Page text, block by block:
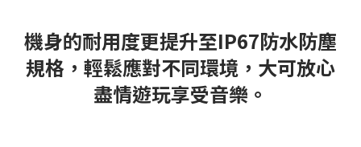
機身的耐用度更提升至IP67防水防塵
規格，輕鬆應對不同環境，大可放心
盡情遊玩享受音樂。